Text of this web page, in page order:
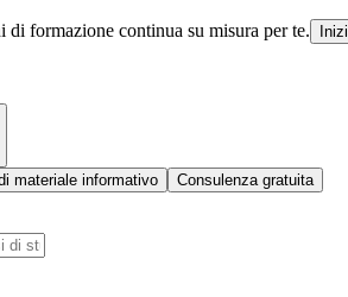
di formazione continua su misura per te.
materiale informativo Consulenza gratuita